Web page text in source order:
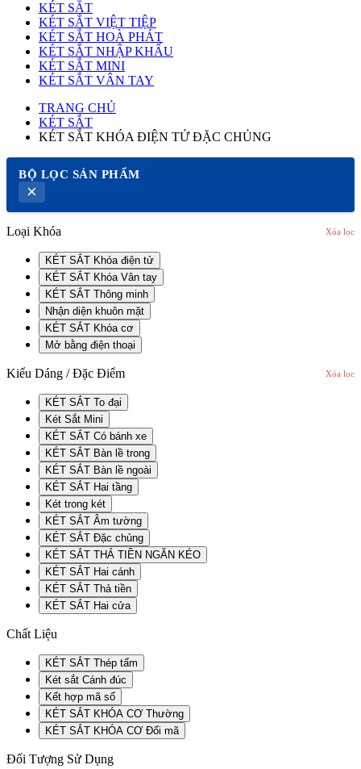
KÉT SẮT
KÉT SẮT VIỆT TIỆP
KÉT SẮT HOÀ PHÁT
KÉT SẮT NHẬP KHẨU
KÉT SẮT MINI
KÉT SẮT VÂN TAY
TRANG CHỦ
KÉT SẮT
KÉT SẮT KHÓA ĐIỆN TỬ ĐẶC CHỦNG
BỘ LỌC SẢN PHẨM
×
Loại Khóa Xóa lọc
KÉT SẮT Khóa điện tử
KÉT SẮT Khóa Vân tay
KÉT SẮT Thông minh
Nhận diện khuôn mặt
KÉT SẮT Khóa cơ
Mở bằng điện thoại
Kiểu Dáng / Đặc Điểm Xóa lọc
KÉT SẮT To đại
Két Sắt Mini
KÉT SẮT Có bánh xe
KÉT SẮT Bàn lề trong
KÉT SẮT Bàn lề ngoài
KÉT SẮT Hai tầng
Két trong két
KÉT SẮT Âm tường
KÉT SẮT Đặc chủng
KÉT SẮT THẢ TIỀN NGĂN KÉO
KÉT SẮT Hai cánh
KÉT SẮT Thả tiền
KÉT SẮT Hai cửa
Chất Liệu
KÉT SẮT Thép tấm
Két sắt Cánh đúc
Kết hợp mã số
KÉT SẮT KHÓA CƠ Thường
KÉT SẮT KHÓA CƠ Đổi mã
Đối Tượng Sử Dụng